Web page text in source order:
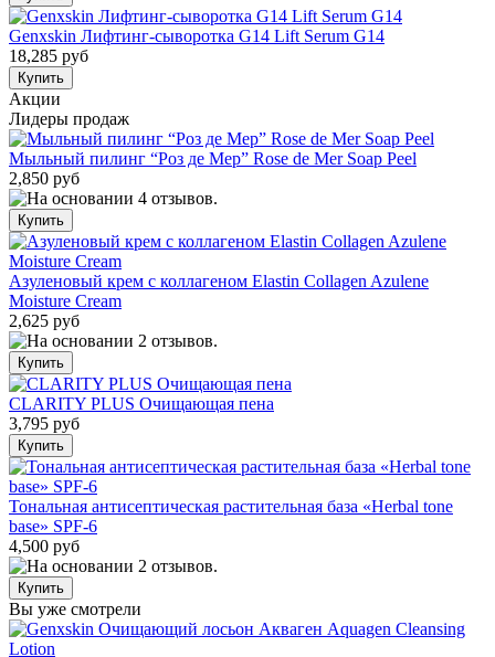
Genxskin Лифтинг-cыворотка G14 Lift Serum G14
18,285 руб
Акции
Лидеры продаж
Мыльный пилинг “Роз де Мер” Rose de Mer Soap Peel
2,850 руб
Азуленовый крем с коллагеном Elastin Collagen Azulene
Moisture Cream
2,625 руб
CLARITY PLUS Очищающая пена
3,795 руб
Тональная антисептическая растительная база «Herbal tone
base» SPF-6
4,500 руб
Вы уже смотрели